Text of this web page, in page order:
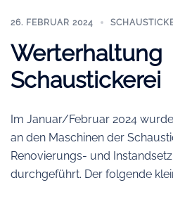
26. FEBRUAR 2024
Werterhaltung
Schaustickerei
Im Januar/Februar 2024
an den Maschinen der
Renovierungs- und
durchgeführt. Der folgende